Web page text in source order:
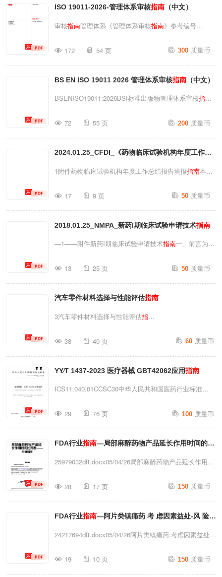
VerbandderAutomobilindustrieeVVDA德国汽车工业协会
（VDA）Automotivespice是德国汽车工业协会
非约束性VDA标准建议德国汽车工业协会（VDA）建议其
会员在实施和维护质量管理体系时采用以下标准。免责条
款本VDA手册为通用性推荐文件使用者均有责...
ISO 19011-2026-管理体系审核指南（中文）
审核指南管理体系《管理体系审核指南》参考编号
2026年5月◎ISO2026ISO19011:2026（中文版）受版权
保护的文档@ISO2026版权所有。除非另有明确规定或实
施过程中确有需要，未经事先书面许可，不得以任何形式
（包括电子或机械方式、复印、发布于互联网或内联网
以下地址联系ISO，或联系请求方所在国的ISO成员国机
构。ISO版权办公室CP401·Ch.deBlandonnet8CH-1214维
尼尔，日内瓦电话：41227490111电子邮件：
172 54 页 300 质量币
BS EN ISO 19011 2026 管理体系审核指南（中文）
BSENISO19011:2026BSI标准出版物管理体系审核指南
ENISO19011:2026在英国的实施版本，与
ISO19011:2026完全一致，并取代了BSENISO。
19011:2018，该标准已被废止。英国参与该标准制定工
作的职责已委托给技术委员会AUS/1（ISO19011修订
请。合同与法律方面的考量本出版物系出于善意编制，但
BSI并未且不会作出任何明示或暗示的陈述、保证、承诺
或保证书；对于内容的充分性、准确性、完整性等事项，
72 55 页 200 质量币
2024.01.25_CFDI_《药物临床试验机构年度工作总
结报告填报 指南》
1附件药物临床试验机构年度工作总结报告填报指南本指
理信息平台”上提交药物临床试验机构年度工作总结报告
（以下简称“年度报告”）提供指导，并提出撰写和提交年
度报告时需要考虑的要点。本指南中药物临床试验是指以
药品上市注册为目的，按照《中华人民共和国药品管理
验。一、制定依据根据《中华人民共和国药品管理法》
《药品注册管理办法》规定，药物临床试验应当在具备相
应条件并按规定备案的药物临床试验机构开展。2019年
17 9 页 50 质量币
2018.01.25_NMPA_新药I期临床试验申请技术指南
—1——附件新药I期临床试验申请技术指南一、前言为帮
请I期临床试验，提高新药研发与审评效率，保护受试者
安全与权益，保证临床试验质量，特发布本技术指南。本
指南阐述了新药在我国开展首次临床试验时需要向国家食
品药品监督管理总局药品审评中心（以下简称药审中心）
技术要求，提高I期临床试验申报资料的质量；通过规范I
期临床试验资料的数据要求，缩短新药研发周期，加快新
药上市进程。本指南适用于创新药和改良型新药，包括化
13 25 页 50 质量币
汽车零件材料选择与性能评估指南
3汽车零件材料选择与性能评估指
第一章：引
言
背景介绍..........................
38 40 页 60 质量币
YY∕T 1437-2023 医疗器械 GBT42062应用指南
ICS11.040.01CCSC30中华人民共和国医药行业标准
2016医疗器械GB/T42062应用
Medicaldevices—
GuidanceontheapplicationofGB/T42062(ISO/
—GuidanceontheapplicationofISO14971,IDT)国家药品监
督管理2023-06-20发布局发布2024-07-01实施IYY/T1437—
29 76 页 100 质量币
FDA行业指南—局部麻醉药物产品延长作用时间的开
发
25979032dft.docx05/04/26局部麻醉药物产品延长作用时
见。有关本草案文件的意见和建议应按如下方式提交：请
将电子意见提交至https://www.regulations.govŌ书面意见
请寄送至美国食品药品监督管理局档案管理处（HFA-
305），地址：马里兰州罗克维尔市费舍斯巷5630号1061
获取通知所列的档案编号Ō有关本草案文件的问题，请联
系药品信息处，邮箱：druginfo@fda.hhs.gov；电话：
28 17 页 150 质量币
FDA行业指南—阿片类镇痛药 考 虑因素益处-风 险
评 估框架指导方针
24217694dft.docx05/04/26阿片类镇痛药:考虑因素益处-
于征求意见。有关本草案文件的意见和建议应按如下方式
19 10 页 150 质量币